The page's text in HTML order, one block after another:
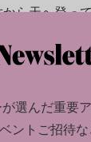
ら天へ登っ
選んだ重要
ントご招待